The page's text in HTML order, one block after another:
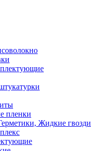
пленки
Жидкие гвозди